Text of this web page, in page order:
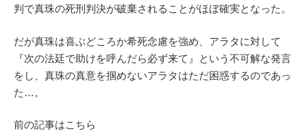
判で真珠の死刑判決が破棄されることがほぼ確実となった。
だが真珠は喜ぶどころか希死念慮を強め、アラタに対して
『次の法廷で助けを呼んだら必ず来て』という不可解な発言
をし、真珠の真意を掴めないアラタはただ困惑するのであっ
た…。
前の記事はこちら